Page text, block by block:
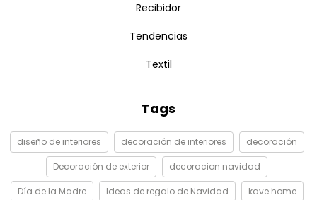
Recibidor
Tendencias
Textil
Tags
diseño de interiores decoración de interiores decoración
Decoración de exterior decoracion navidad
Día de la Madre Ideas de regalo de Navidad kave home